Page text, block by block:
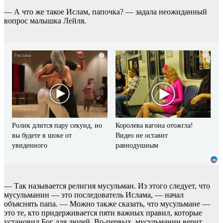
— А что же такое Ислам, папочка? — задала неожиданный
вопрос малышка Лейля.
i
Ролик длится пару секунд, но
вы будете в шоке от
увиденного
i
Королева вагона отожгла!
Видео не оставит
равнодушным
— Так называется религия мусульман. Из этого следует, что
мусульманин — это последователь Ислама, — начал
объяснять папа. — Можно также сказать, что мусульмане —
это те, кто придерживается пяти важных правил, которые